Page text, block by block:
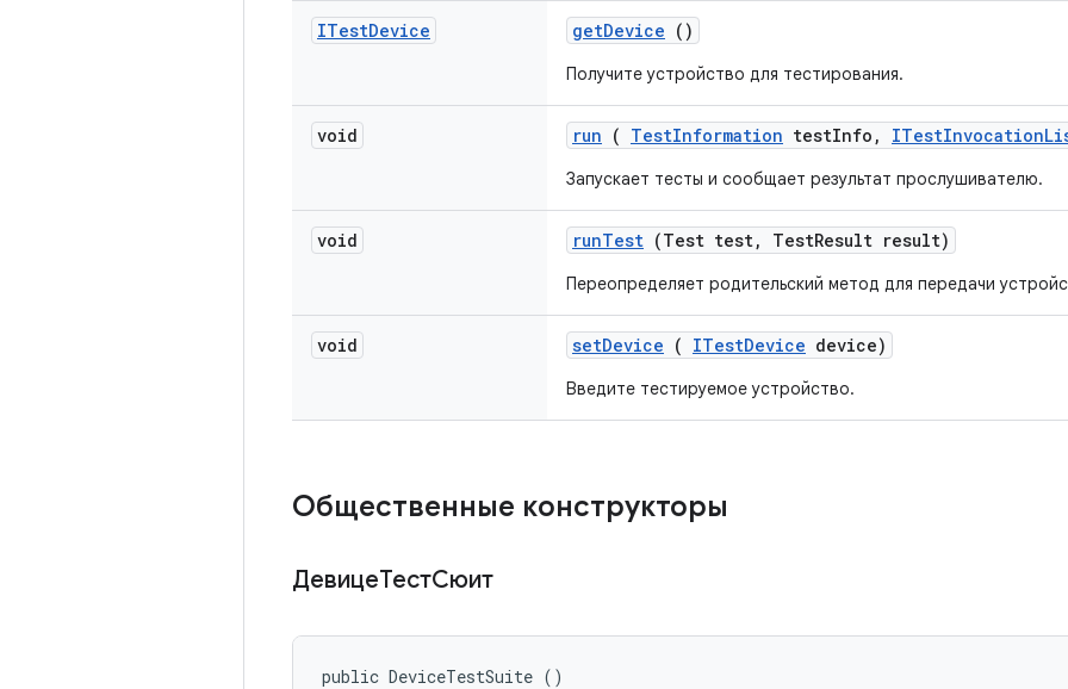
ITestDevice getDevice ()
Получите устройство для тестирования.
void run ( TestInformation testInfo , ITestInvocation
Запускает тесты и сообщает результат прослушивателю.
void runTest (Test test, TestResult result)
Переопределяет родительский метод для передачи
void setDevice ( ITestDevice device)
Введите тестируемое устройство.
Общественные конструкторы
ДевицеТестСюит
public DeviceTestSuite ()